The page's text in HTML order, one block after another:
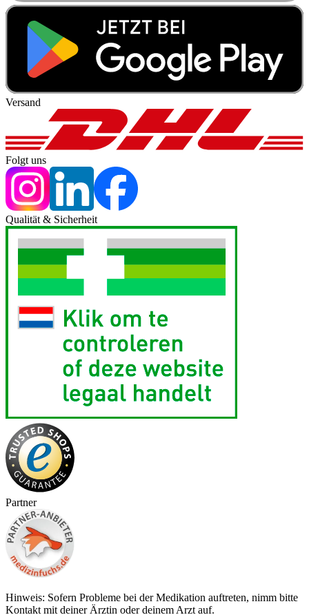
Versand
Folgt uns
Qualität & Sicherheit
Partner
Hinweis: Sofern Probleme bei der Medikation auftreten, nimm bitte
Kontakt mit deiner Ärztin oder deinem Arzt auf.